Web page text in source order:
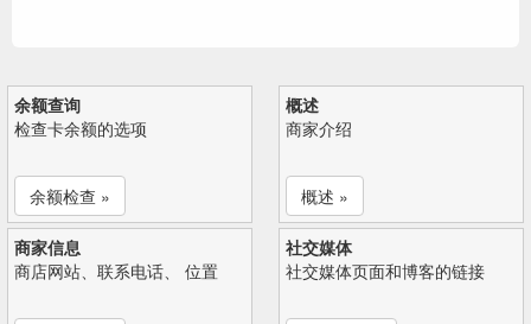
余额查询
检查卡余额的选项
余额检查 »
概述
商家介绍
概述 »
商家信息
商店网站、联系电话、 位置
社交媒体
社交媒体页面和博客的链接